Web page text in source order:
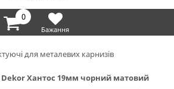
для металевих карнизів
Хантос 19мм чорний матовий
0
Бажання